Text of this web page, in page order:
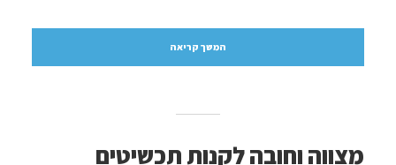
המשך קריאה
מצווה וחובה לקנות תכשיטים